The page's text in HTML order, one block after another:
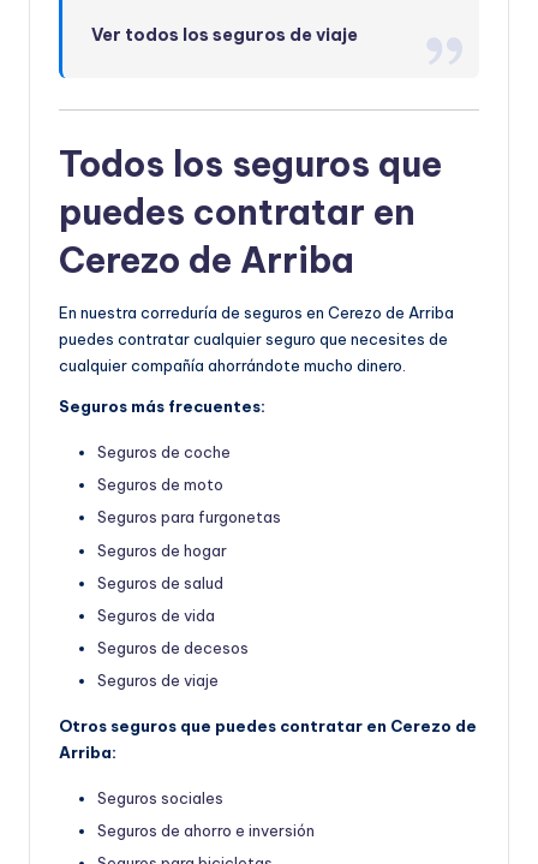
Ver todos los seguros de viaje
Todos los seguros que
puedes contratar en
Cerezo de Arriba
En nuestra correduría de seguros en Cerezo de Arriba
puedes contratar cualquier seguro que necesites de
cualquier compañía ahorrándote mucho dinero.
Seguros más frecuentes:
Seguros de coche
Seguros de moto
Seguros para furgonetas
Seguros de hogar
Seguros de salud
Seguros de vida
Seguros de decesos
Seguros de viaje
Otros seguros que puedes contratar en Cerezo de
Arriba:
Seguros sociales
Seguros de ahorro e inversión